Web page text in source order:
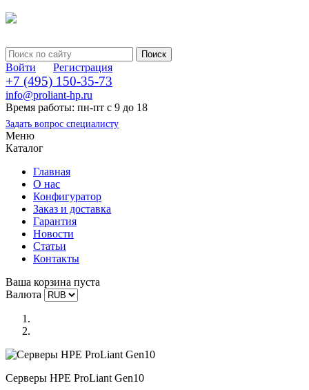
Войти Регистрация
+7 (495) 150-35-73
info@proliant-hp.ru
Время работы: пн-пт с 9 до 18
Задать вопрос специалисту
Меню
Каталог
Главная
О нас
Конфигуратор
Заказ и доставка
Гарантия
Новости
Статьи
Контакты
Ваша корзина пуста
Валюта
Серверы HPE ProLiant Gen10